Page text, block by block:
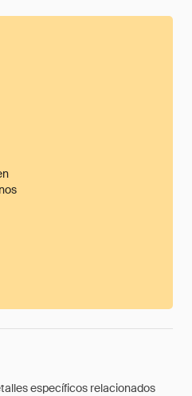
específicos relacionados